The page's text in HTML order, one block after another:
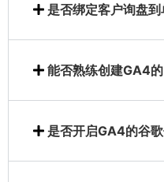
是否绑定客户询盘
能否熟练创建GA4
是否开启GA4的谷